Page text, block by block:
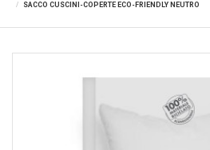
SACCO CUSCINI-COPERTE ECO-FRIENDLY NEUTRO